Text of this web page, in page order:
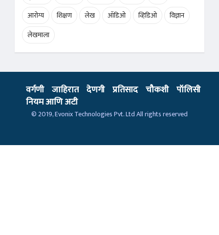
आरोग्य
शिक्षण लेख ऑडिओ व्हिडिओ
विज्ञान
लेखमाला
वर्गणी जाहिरात देणगी प्रतिसाद चौकशी पॉलिसी
नियम आणि अटी
© 2019,Evonix Technologies Pvt. LtdAll rights reserved